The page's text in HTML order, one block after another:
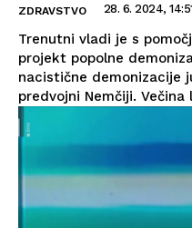
ZDRAVSTVO 28. 6. 2024,
Trenutni vladi je s
projekt popolne
nacistične demonizacije
predvojni Nemčiji. Večina